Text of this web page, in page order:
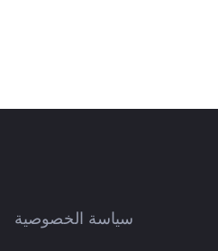
سياسة الخصوصية